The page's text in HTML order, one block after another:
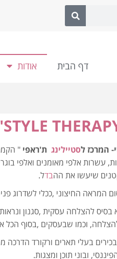
דף הבית אודות
STYLE
המרכז לסטיילינג ת'ראפי
עשרות אלפי מאומנים ואלפי
שיעשו את ההבדל.
המראה החיצוני ,ככלי לשדרוג
בסיס להצלחה עסקית ,סגנון
וכמו שבעסקים ,בסוף
בעלי תארים ורקורד
ובוני תוכן ומצגות.